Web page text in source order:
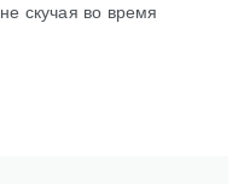
скучая во время